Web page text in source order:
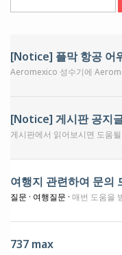
[Notice] 플막 항공 어
[Notice] 게시판 공지
여행지 관련하여 문의
질문 · 여행질문 · 매번 도움을 받고 있는 1인입니다. Moxie 님의 고견으로 얼마 전 아멕스 힐튼을 신청하였습니다. 아직 갈길이 멀었지만, '지금부터 준비한다면 3년 후 (결혼 15주년) 미국 외 지역으로 가족 여행을 갈 수 있지 않을까?' 하여 미리 여행 장소를 정하여 거기에 맞게 포인트를 모을까
737 max